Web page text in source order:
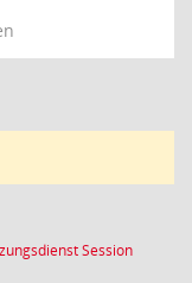
Session(Wird in